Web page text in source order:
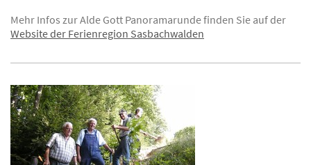
Mehr Infos zur Alde Gott Panoramarunde finden Sie auf der
Website der Ferienregion Sasbachwalden